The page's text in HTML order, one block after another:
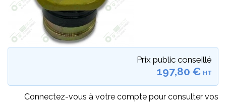
Prix public conseillé
197,80 € HT
Connectez-vous à votre compte pour consulter vos